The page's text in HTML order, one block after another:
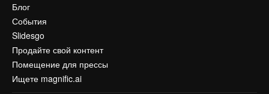
Блог
События
Slidesgo
Продайте свой контент
Помещение для прессы
Ищете magnific.ai